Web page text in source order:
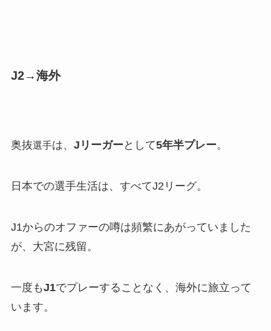
J2→海外
奥抜選手は、 Jリーガー として5年半プレー。
日本での選手生活は、すべてJ2リーグ。
J1からのオファーの噂は頻繁にあがっていました
が、大宮に残留。
一度もJ1でプレーすることなく、海外に旅立って
います。